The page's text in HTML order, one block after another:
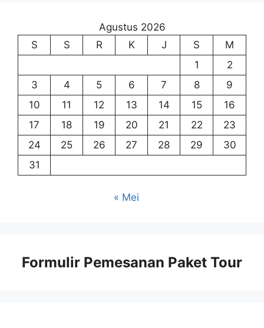
Agustus 2026
S
S R K J S
M
1
2
3
4 5 6 7 8
9
10
11 12 13 14 15
16
17
18 19 20 21 22
23
24
25 26 27 28 29
30
31
« Mei
Formulir Pemesanan Paket Tour